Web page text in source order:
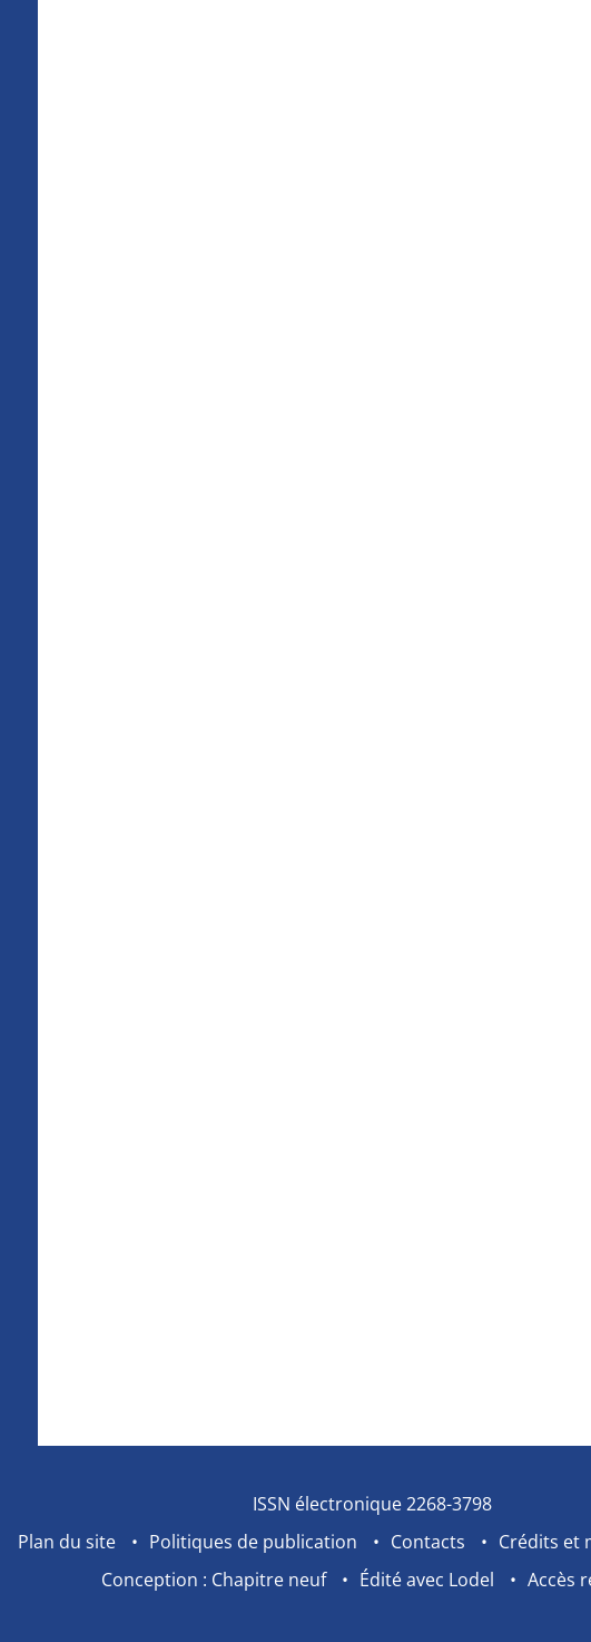
ISSN électronique 2268-3798
Plan du site
Politiques de publication Contacts
Crédits et
Conception : Chapitre neuf
Édité avec Lodel Accès